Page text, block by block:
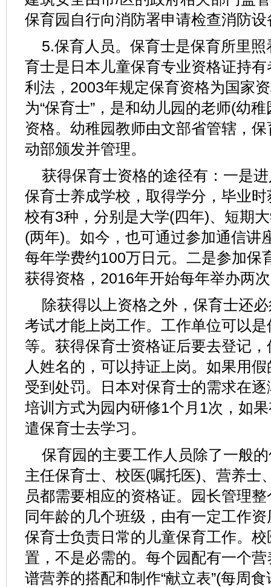
保育园自行向消防署申请检查消防设
5.保育人员。保育士是保育所里
育士是日本儿童保育专业资格证持
利法，2003年规定保育资格为国家
为“保育士”，是和幼儿园的老师(幼
资格。幼稚园教师由文部省管辖，
动部颁发并管理。
获得保育士资格的途径有：一是
保育士养成学校，取得学分，毕业
校有3种，分别是大学(四年)、短期
(两年)。如今，也可通过参加通信讲
每年学费约100万日元。二是参加保
获得资格，2016年开始每年举办两
除获得以上资格之外，保育士还
考试才能上岗工作。工作单位可以
等。获得保育士资格证后要去登记
人姓名的，可以持证上岗。如果用
受到处罚。日本对保育士的需求在
培训方式为园内研修1个月1次，如
遣保育士去学习。
保育园的主要工作人员除了一般
主任保育士、校医(嘱托医)、营养士
员都需要相应的资格证。园长管理
同年龄的几个班级，由有一定工作
保育士负责日常的儿童保育工作。
置，不是必需的。每个园配有一个
谱营养的搭配和制作“献立表”(每周